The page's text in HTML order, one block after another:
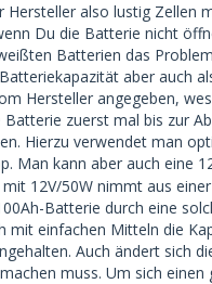
also lustig Zellen
Du die Batterie nicht
Batterien das
aber auch
Hersteller angegeben,
zuerst mal bis zur
Hierzu verwendet man
Man kann aber auch eine
12V/50W nimmt aus
Batterie durch eine
mit einfachen Mitteln die
Auch ändert sich
muss. Um sich einen